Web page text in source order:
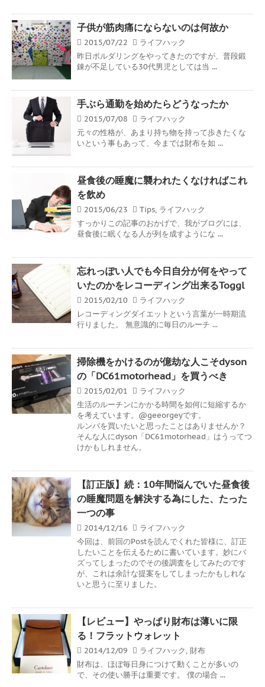
子供が筋肉痛にならないのは何故か
2015/07/22
ライフハック
昨日ボルダリングをやってきたのですが、普段鍛
錬が不足している30代男児としては当 ...
手ぶら通勤を始めたらどうなったか
2015/07/08
ライフハック
元々の性格が、あまり持ち物を持って歩きたくな
いという事もあって、今までは財布を如 ...
昼食後の睡魔に襲われたくなければこれ
を飲め
2015/06/23 Tips, ライフハック
すっかりこの記事のおかげで、我がブログには、
昼食後に眠くなる人が列を成すようにな ...
忘れっぽい人でも今日自分が何をやって
いたのかをレコーディング出来るToggl
2015/02/10
ライフハック
レコーディングダイエットという言葉が一時期流
行りました。 無意識的に毎日のルーチ ...
掃除機をかけるのが億劫な人こそdyson
の「DC61motorhead」を買うべき
2015/02/01
ライフハック
生活のルーチンにかかる時間を如何に短縮するか
を考えています。@geeorgeyです。
ルンバを買いたいと思ったことはありませんか？
そんな人にdyson「DC61motorhead」はうってつ
けかもしれません。
【訂正版】続：10年間悩んでいた昼食後
の睡魔問題を解決する為にした、たった
一つの事
2014/12/16
ライフハック
今回は、前回のPostを読んでくれた皆様に、訂正
したいことを伝えるために書いています。妙にバ
ズってしまったのでその後調査をしてみたのです
が、これは余計な提案をしてしまったかもしれな
いと思うに至りました。
【レビュー】やっぱり財布は薄いに限
る！フラットウォレット
2014/12/09 ライフハック, 財布
財布は、ほぼ毎日身につけて動くことが多いの
で、その使い勝手は重要です。 僕の場合 ...